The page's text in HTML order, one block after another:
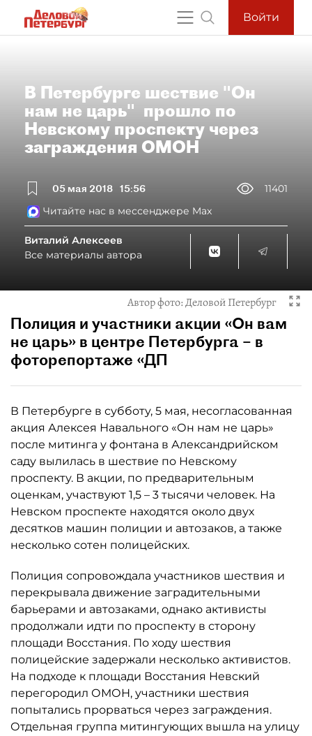
Войти
В Петербурге шествие "Он
нам не царь" прошло по
Невскому проспекту через
заграждения ОМОН
05 мая 2018 15:56
11401
Читайте нас в мессенджере Max
Виталий Алексеев
Все материалы автора
Автор фото:Деловой Петербург
Полиция и участники акции «Он вам
не царь» в центре Петербурга – в
фоторепортаже «ДП
В Петербурге в субботу, 5 мая, несогласованная
акция Алексея Навального «Он нам не царь»
после митинга у фонтана в Александрийском
саду вылилась в шествие по Невскому
проспекту. В акции, по предварительным
оценкам, участвуют 1,5 – 3 тысячи человек. На
Невском проспекте находятся около двух
десятков машин полиции и автозаков, а также
несколько сотен полицейских.
Полиция сопровождала участников шествия и
перекрывала движение заградительными
барьерами и автозаками, однако активисты
продолжали идти по проспекту в сторону
площади Восстания. По ходу шествия
полицейские задержали несколько активистов.
На подходе к площади Восстания Невский
перегородил ОМОН, участники шествия
попытались прорваться через заграждения.
Отдельная группа митингующих вышла на улицу